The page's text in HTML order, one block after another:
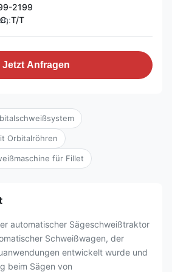
2199
T/T
Jetzt Anfragen
Orbitalröhren
für Fillet
automatischer Sägeschweißtraktor
Schweißwagen, der
entwickelt wurde und
beim Sägen von